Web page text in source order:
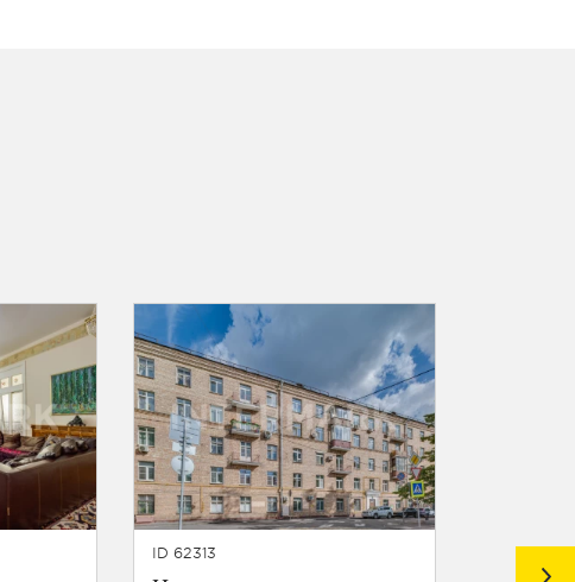
ID 62313 ID 62208